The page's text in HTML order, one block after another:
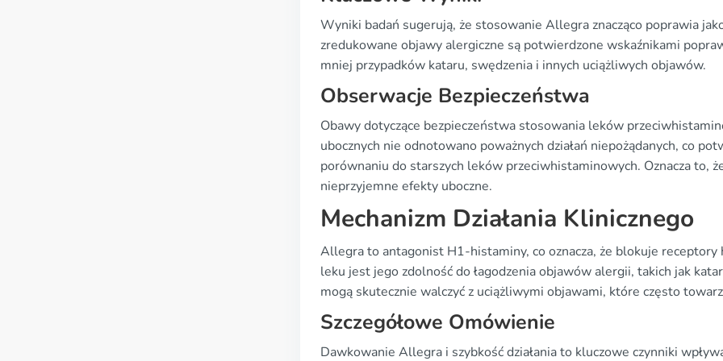
Wyniki badań sugerują, że stosowanie Allegra znacząco poprawia
zredukowane objawy alergiczne są potwierdzone wskaźnikami
mniej przypadków kataru, swędzenia i innych uciążliwych objawów.
Obserwacje Bezpieczeństwa
Obawy dotyczące bezpieczeństwa stosowania leków
ubocznych nie odnotowano poważnych działań niepożądanych, co
porównaniu do starszych leków przeciwhistaminowych. Oznacza to,
nieprzyjemne efekty uboczne.
Mechanizm Działania Klinicznego
Allegra to antagonist H1-histaminy, co oznacza, że blokuje
leku jest jego zdolność do łagodzenia objawów alergii, takich jak
mogą skutecznie walczyć z uciążliwymi objawami, które często
Szczegółowe Omówienie
Dawkowanie Allegra i szybkość działania to kluczowe czynniki